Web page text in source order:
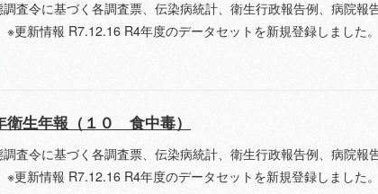
調査令に基づく各調査票、伝染病統計、衛生行政報告例、病院
※更新情報 R7.12.16 R4年度のデータセットを新規登録しました。
衛生年報（１０ 食中毒）
調査令に基づく各調査票、伝染病統計、衛生行政報告例、病院
※更新情報 R7.12.16 R4年度のデータセットを新規登録しました。